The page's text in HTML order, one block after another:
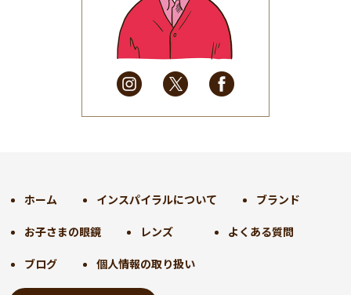
2025年5月
(41)
2025年4月
(32)
2025年3月(31)
2025年2月
(28)
2024年9月(30)
2024年7月(31)
2024年6月(30)
2024年5月
ホーム インスパイラルについて ブランド
お子さまの眼鏡 レンズ よくある質問
ブログ 個人情報の取り扱い